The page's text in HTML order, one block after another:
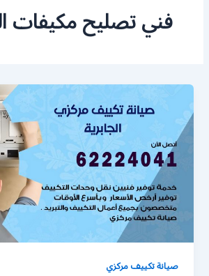
فني تصليح مكيفات
صيانة تكييف مركزي